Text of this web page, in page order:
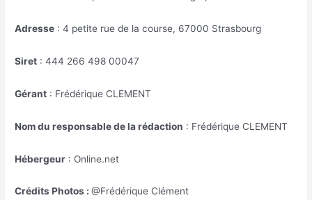
Adresse : 4 petite rue de la course, 67000 Strasbourg
Siret : 444 266 498 00047
Gérant : Frédérique CLEMENT
Nom du responsable de la rédaction : Frédérique CLEMENT
Hébergeur : Online.net
CréditsPhotos :@Frédérique Clément